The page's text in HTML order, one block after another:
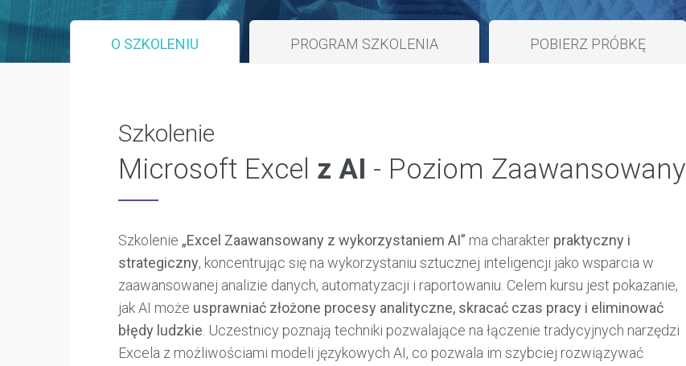
O SZKOLENIU PROGRAM SZKOLENIA POBIERZ PRÓBKĘ
Szkolenie
Microsoft Excel z AI - Poziom Zaawansowany
Szkolenie „Excel Zaawansowany z wykorzystaniem AI” ma charakter praktyczny i
strategiczny, koncentrując się na wykorzystaniu sztucznej inteligencji jako wsparcia w
zaawansowanej analizie danych, automatyzacji i raportowaniu. Celem kursu jest pokazanie,
jak AI może usprawniać złożone procesy analityczne, skracać czas pracy i eliminować
błędy ludzkie . Uczestnicy poznają techniki pozwalające na łączenie tradycyjnych narzędzi
Excela z możliwościami modeli językowych AI, co pozwala im szybciej rozwiązywać